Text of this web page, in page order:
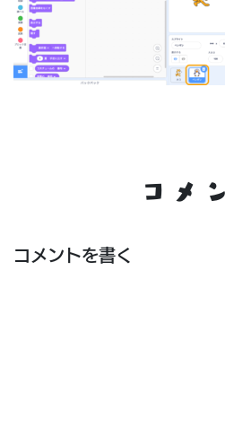
コメ
コメントを書く